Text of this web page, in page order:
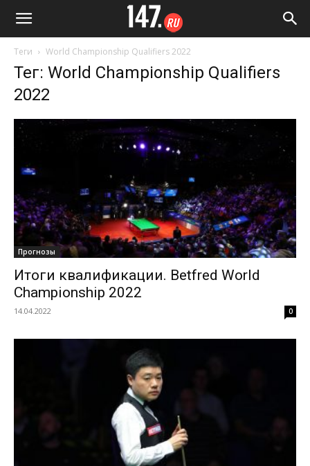
Теги World Championship Qualifiers 2022
Тег: World Championship Qualifiers
2022
Прогнозы
Итоги квалификации. Betfred World
Championship 2022
14.04.2022 0